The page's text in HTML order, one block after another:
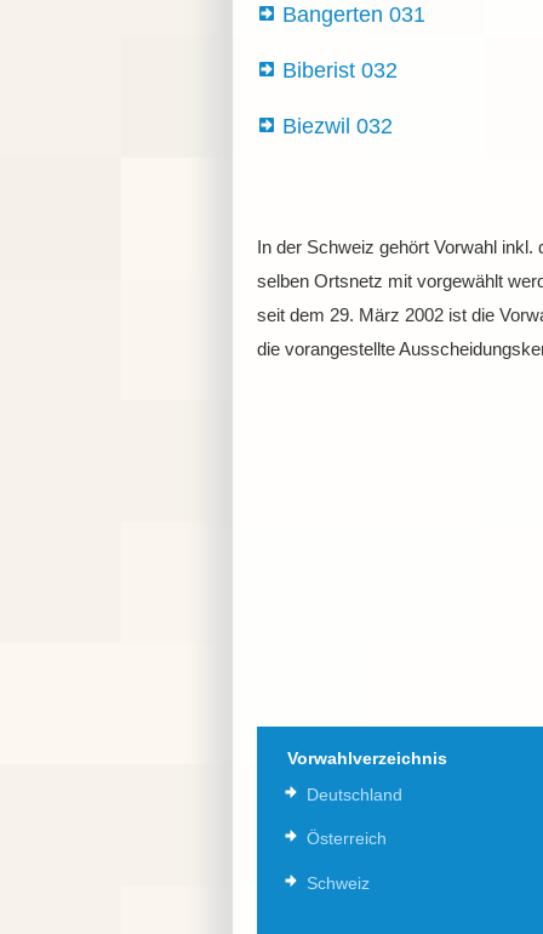
Bangerten 031
Biberist 032
Biezwil 032
In der Schweiz gehört Vorwahl
selben Ortsnetz mit vorgewählt
seit dem 29. März 2002 ist die
die vorangestellte
Vorwahlverzeichnis
Deutschland
Österreich
Schweiz